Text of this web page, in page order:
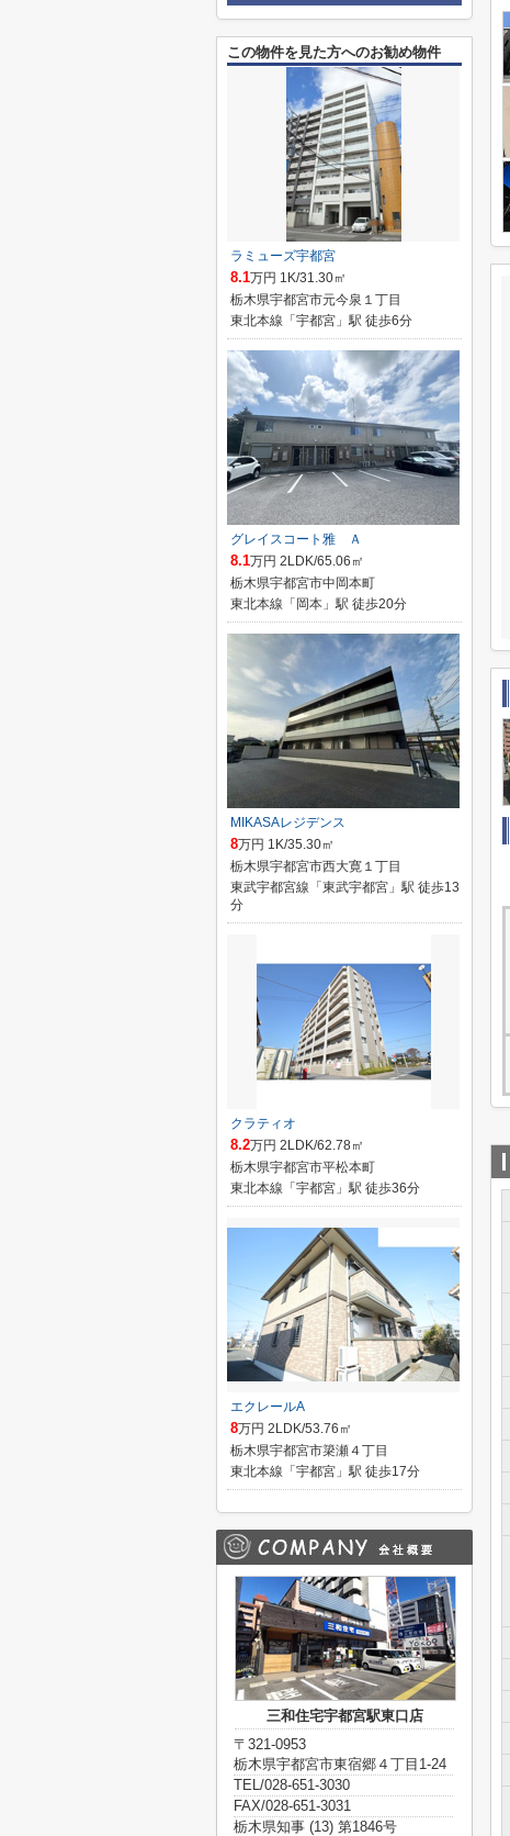
この物件を見た方へのお勧め物件
ラミューズ宇都宮
8.1万円 1K/31.30㎡
栃木県宇都宮市元今泉１丁目
東北本線「宇都宮」駅 徒歩6分
グレイスコート雅 Ａ
8.1万円 2LDK/65.06㎡
栃木県宇都宮市中岡本町
東北本線「岡本」駅 徒歩20分
MIKASAレジデンス
8万円 1K/35.30㎡
栃木県宇都宮市西大寛１丁目
東武宇都宮線「東武宇都宮」駅 徒歩13
分
クラティオ
8.2万円 2LDK/62.78㎡
栃木県宇都宮市平松本町
東北本線「宇都宮」駅 徒歩36分
エクレールA
8万円 2LDK/53.76㎡
栃木県宇都宮市簗瀬４丁目
東北本線「宇都宮」駅 徒歩17分
三和住宅宇都宮駅東口店
〒321-0953
栃木県宇都宮市東宿郷４丁目1-24
TEL/028-651-3030
FAX/028-651-3031
栃木県知事 (13) 第1846号